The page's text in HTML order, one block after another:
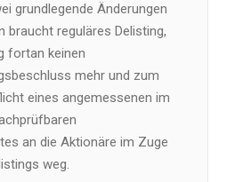
grundlegende Änderungen
braucht reguläres Delisting,
fortan keinen
mehr und zum
eines angemessenen im
an die Aktionäre im Zuge
weg.